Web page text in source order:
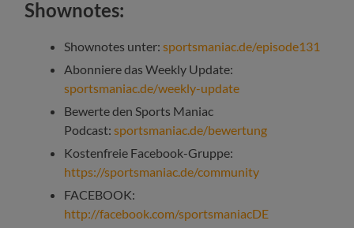
Shownotes:
Shownotes unter:sportsmaniac.de/episode131
Abonniere das Weekly Update:
sportsmaniac.de/weekly-update
Bewerte den Sports Maniac
Podcast:sportsmaniac.de/bewertung
Kostenfreie Facebook-Gruppe:
https://sportsmaniac.de/community
FACEBOOK:
http://facebook.com/sportsmaniacDE